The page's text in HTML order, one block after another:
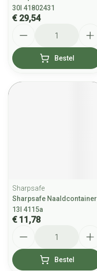
30l 41802431
€ 29,54
Bestel
Sharpsafe
Sharpsafe Naaldcontainer
13l 4115a
€ 11,78
Bestel